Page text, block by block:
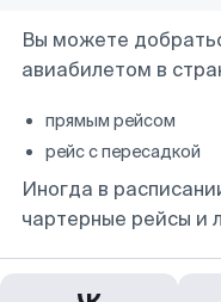
Вы можете
авиабилетом в
прямым рейсом
рейс с пересадкой
Иногда в
чартерные рейсы и